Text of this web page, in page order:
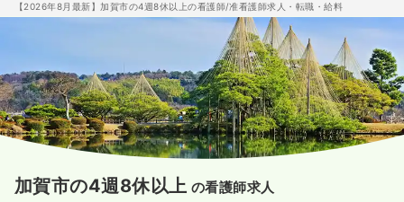
【2026年8月最新】加賀市の4週8休以上の看護師/准看護師求人・転職・給料
加賀市の4週8休以上 の看護師求人